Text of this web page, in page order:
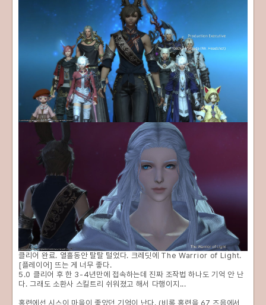
클리어 완료. 열흘동안 탈탈 털었다. 크레딧에 The Warrior of Light.
[플레이어] 뜨는 게 너무 좋다.
5.0 클리어 후 한 3-4년만에 접속하는데 진짜 조작법 하나도 기억 안 난
다. 그래도 소환사 스킬트리 쉬워졌고 해서 다행이지...
홍련에선 시스이 마을이 좋았던 기억이 난다. (비록 홍련을 67 즈음에서